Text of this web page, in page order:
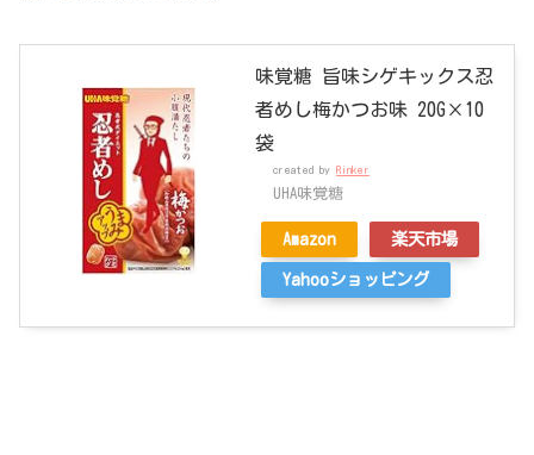
味覚糖 旨味シゲキックス忍
者めし梅かつお味 20G×10
袋
created by Rinker
UHA味覚糖
Amazon 楽天市場
Yahooショッピング